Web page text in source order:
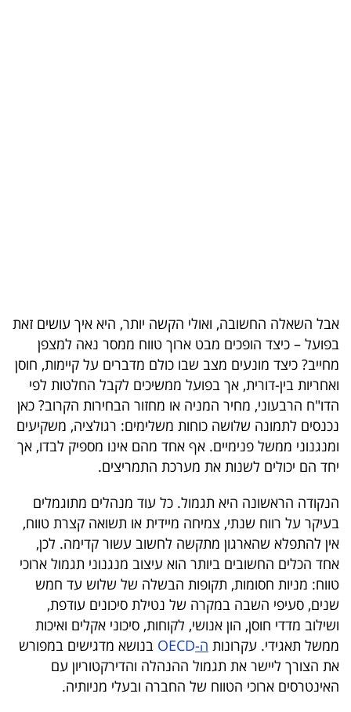
40
UNDER
40
שיתופי
פעולה
דרושים
ניוזלטרים
מייל
אדום
אבל השאלה החשובה, ואולי הקשה יותר, היא איך עושים זאת
בפועל – כיצד הופכים מבט ארוך טווח ממסר נאה למצפן
מחייב? כיצד מונעים מצב שבו כולם מדברים על קיימות, חוסן
ואחריות בין-דורית, אך בפועל ממשיכים לקבל החלטות לפי
הדו"ח הרבעוני, מחיר המניה או מחזור הבחירות הקרוב? כאן
נכנסים לתמונה שלושה כוחות משלימים: רגולציה, משקיעים
ומנגנוני ממשל פנימיים. אף אחד מהם אינו מספיק לבדו, אך
יחד הם יכולים לשנות את מערכת התמריצים.
הנקודה הראשונה היא תגמול. כל עוד מנהלים מתוגמלים
בעיקר על רווח שנתי, צמיחה מיידית או תשואה קצרת טווח,
אין להתפלא שהארגון מתקשה לחשוב עשור קדימה. לכן,
אחד הכלים החשובים ביותר הוא עיצוב מנגנוני תגמול ארוכי
טווח: מניות חסומות, תקופות הבשלה של שלוש עד חמש
שנים, סעיפי השבה במקרה של נטילת סיכונים עודפת,
ושילוב מדדי חוסן, הון אנושי, לקוחות, סיכוני אקלים ואיכות
ממשל תאגידי. עקרונות ה-OECD בנושא מדגישים במפורש
את הצורך ליישר את תגמול ההנהלה והדירקטוריון עם
האינטרסים ארוכי הטווח של החברה ובעלי מניותיה.